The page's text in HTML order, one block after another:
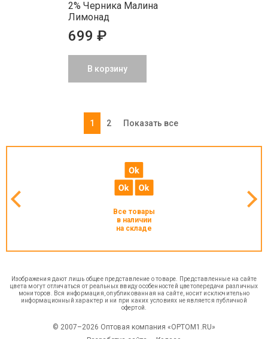
2% Черника Малина
Лимонад
699 ₽
В корзину
1 2 Показать все
Все товары
в наличии
на складе
Изображения дают лишь общее представление о товаре. Представленные на сайте
цвета могут отличаться от реальных ввиду особенностей цветопередачи различных
мониторов. Вся информация, опубликованная на сайте, носит исключительно
информационный характер и ни при каких условиях не является публичной
офертой.
© 2007–2026 Оптовая компания «OPTOM1.RU»